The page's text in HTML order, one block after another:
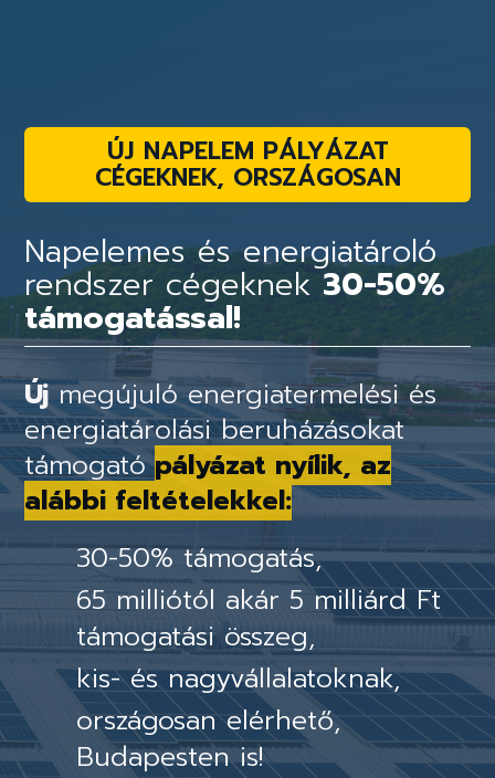
ÚJ NAPELEM PÁLYÁZAT
CÉGEKNEK, ORSZÁGOSAN
Napelemes és energiatároló
rendszer cégeknek30-50%
támogatással!
Újmegújuló energiatermelési és
energiatárolási beruházásokat
támogató pályázat nyílik, az
alábbi feltételekkel:
30-50% támogatás,
65 milliótól akár 5 milliárd Ft
támogatási összeg,
kis- és nagyvállalatoknak,
országosan elérhető,
Budapesten is!